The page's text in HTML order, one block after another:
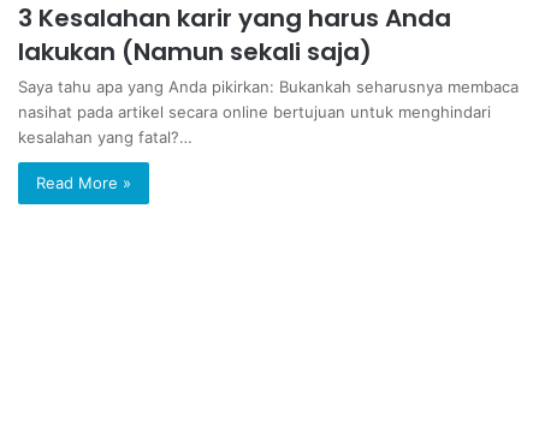
3 Kesalahan karir yang harus Anda
lakukan (Namun sekali saja)
Saya tahu apa yang Anda pikirkan: Bukankah seharusnya membaca
nasihat pada artikel secara online bertujuan untuk menghindari
kesalahan yang fatal?…
Read More »